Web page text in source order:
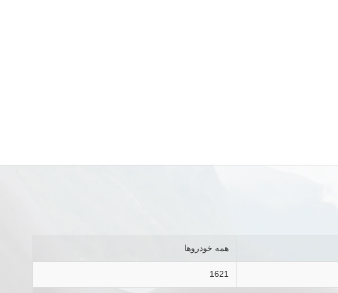
همه خودروها
1621